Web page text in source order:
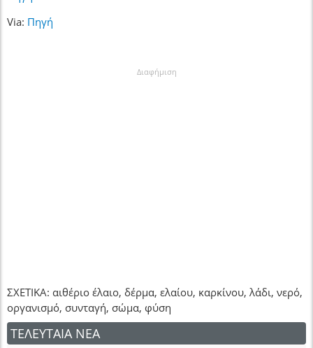
Via: Πηγή
Διαφήμιση
ΣΧΕΤΙΚΑ: αιθέριο έλαιο, δέρμα, ελαίου, καρκίνου, λάδι, νερό,
οργανισμό, συνταγή, σώμα, φύση
ΤΕΛΕΥΤΑΙΑ ΝΕΑ